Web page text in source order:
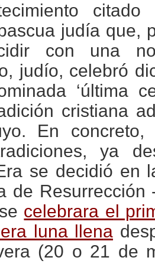
judía que,
con una
judío, celebró
‘última
cristiana
En concreto,
ya
se decidió en
de
celebrara el
luna llena
(20 o 21 de